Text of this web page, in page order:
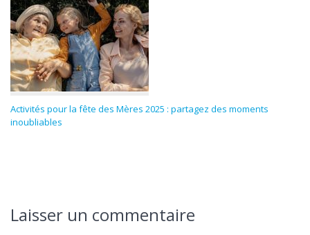
Activités pour la fête des Mères 2025 : partagez des moments
inoubliables
Laisser un commentaire